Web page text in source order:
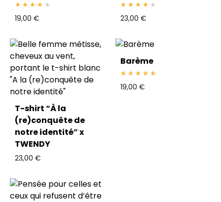
19,00 € 23,00 €
T-shirt “À la
(re)conquête de
notre identité” x
TWENDY
23,00 €
Barème
19,00 €